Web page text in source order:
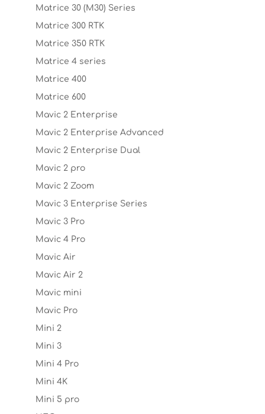
Matrice 30 (M30) Series
Matrice 300 RTK
Matrice 350 RTK
Matrice 4 series
Matrice 400
Matrice 600
Mavic 2 Enterprise
Mavic 2 Enterprise Advanced
Mavic 2 Enterprise Dual
Mavic 2 pro
Mavic 2 Zoom
Mavic 3 Enterprise Series
Mavic 3 Pro
Mavic 4 Pro
Mavic Air
Mavic Air 2
Mavic mini
Mavic Pro
Mini 2
Mini 3
Mini 4 Pro
Mini 4K
Mini 5 pro